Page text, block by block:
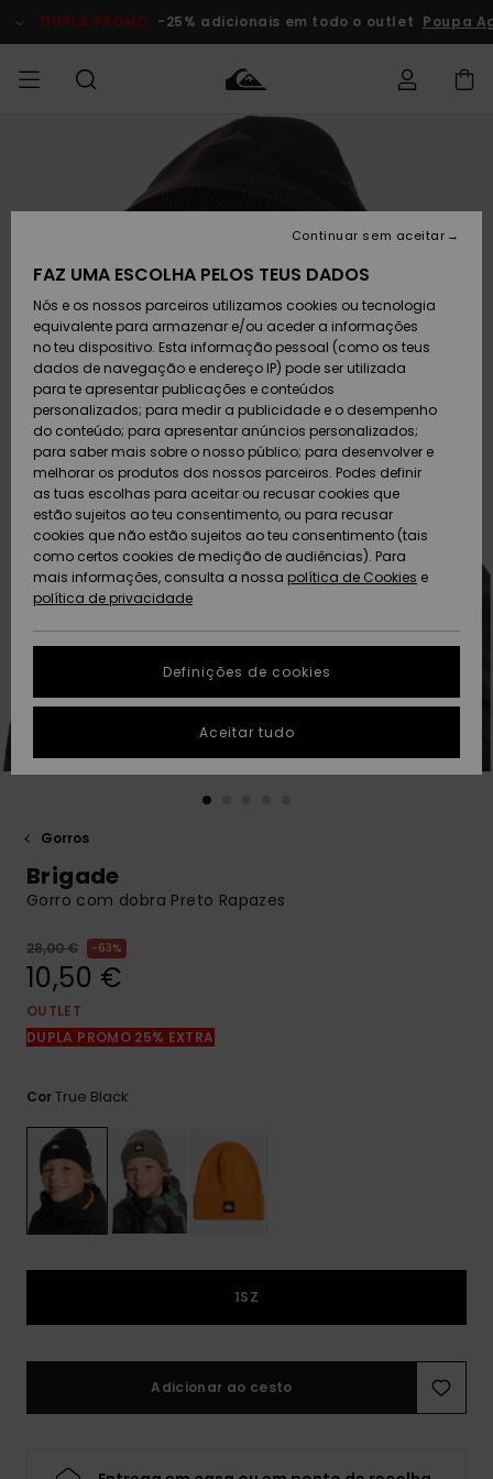
do
DUPLA PROMO -25% adicionais em todo o outlet Poupa
Roupas
Calçado e
chinelos
Surfe/água
Snow
Artigos
recém-
chegados
Coleções
MENINO
Roupas
Calçado e
chinelos
Surfe/água
Neve
Artigos
recém-
chegados
Highlights
MULHER
Shop
chegados
Highlights
Snow
SURF
Surf Shop
Crianças
Highlights
Community
SNOW
Artigos
Artigos
Criança
Snow Shop
Feminino
Highlights
Community
DUPLA
PROMO
Outlet
Criança
Outlet
Mulher
AJUDA
Acede à tua
Devoluções
Pagamento
Cartão
presente
Quiksilver
Freedom
Protecção de
dados
Guia de
tamanhos
conversa para
obteres a
resposta mais
rápida à tua
Encontra
nosso
SUSTAINABILITY
PRESENTE
DESEJO
Gorros
Brigade
Gorro com dobra Preto Rapazes
28,00 € 63%
10,50 €
OUTLET
DUPLA PROMO 25% EXTRA
CorTrue Black
1SZ
Adicionar ao cesto
FAZ UMA ESCOLHA PELOS TEUS DADOS
Nós e os nossos parceiros utilizamos cookies ou tecnologia
equivalente para armazenar e/ou aceder a informações
no teu dispositivo. Esta informação pessoal (como os teus
dados de navegação e endereço IP) pode ser utilizada
para te apresentar publicações e conteúdos
personalizados; para medir a publicidade e o desempenho
do conteúdo; para apresentar anúncios personalizados;
para saber mais sobre o nosso público; para desenvolver e
melhorar os produtos dos nossos parceiros. Podes definir
as tuas escolhas para aceitar ou recusar cookies que
estão sujeitos ao teu consentimento, ou para recusar
cookies que não estão sujeitos ao teu consentimento (tais
como certos cookies de medição de audiências). Para
mais informações, consulta a nossa política de Cookies e
política de privacidade
Definições de cookies
Continuar sem aceitar
Aceitar tudo